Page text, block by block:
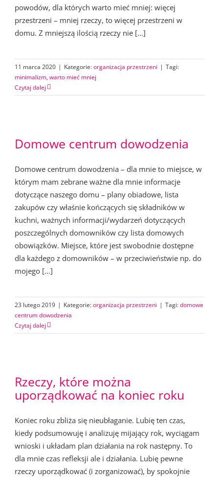
powodów, dla których warto mieć mniej: więcej
przestrzeni – mniej rzeczy, to więcej przestrzeni w
domu. Z mniejszą ilością rzeczy nie [...]
11 marca 2020 | Kategorie:organizacja przestrzeni | Tagi:
minimalizm, warto mieć mniej
Czytaj dalej
Domowe centrum dowodzenia
Domowe centrum dowodzenia – dla mnie to miejsce, w
którym mam zebrane ważne dla mnie informacje
dotyczące naszego domu – plany obiadowe, lista
zakupów czy właśnie kończących się składników w
kuchni, ważnych informacji/wydarzeń dotyczących
poszczególnych domowników czy lista domowych
obowiązków. Miejsce, które jest swobodnie dostępne
dla każdego z domowników – w przeciwieństwie np. do
mojego [...]
23 lutego 2019 | Kategorie:organizacja przestrzeni | Tagi:domowe
centrum dowodzenia
Czytaj dalej
Rzeczy, które można
uporządkować na koniec roku
Koniec roku zbliża się nieubłaganie. Lubię ten czas,
kiedy podsumowuję i analizuję mijający rok, wyciągam
wnioski i układam plan działania na rok następny. To
dla mnie czas refleksji ale i działania. Lubię pewne
rzeczy uporządkować (i zorganizować), by spokojnie